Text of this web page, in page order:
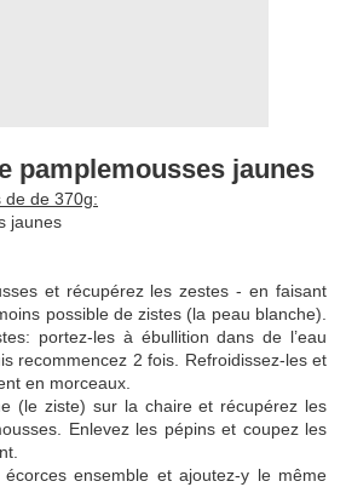
pamplemousses jaunes
de de 370g:
jaunes
et récupérez les zestes - en faisant
possible de zistes (la peau blanche).
portez-les à ébullition dans de l’eau
recommencez 2 fois. Refroidissez-les et
en morceaux.
(le ziste) sur la chaire et récupérez les
Enlevez les pépins et coupez les
ensemble et ajoutez-y le même